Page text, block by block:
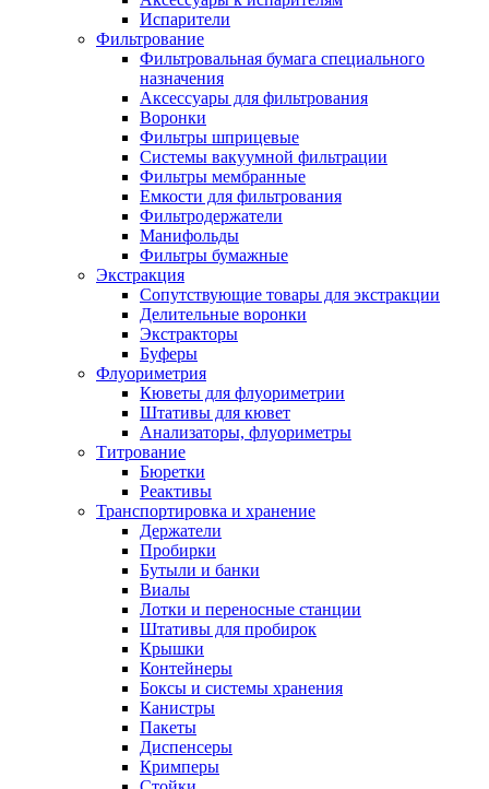
Испарители
Фильтрование
Фильтровальная бумага специального
назначения
Аксессуары для фильтрования
Воронки
Фильтры шприцевые
Системы вакуумной фильтрации
Фильтры мембранные
Емкости для фильтрования
Фильтродержатели
Манифольды
Фильтры бумажные
Экстракция
Сопутствующие товары для экстракции
Делительные воронки
Экстракторы
Буферы
Флуориметрия
Кюветы для флуориметрии
Штативы для кювет
Анализаторы, флуориметры
Титрование
Бюретки
Реактивы
Транспортировка и хранение
Держатели
Пробирки
Бутыли и банки
Виалы
Лотки и переносные станции
Штативы для пробирок
Крышки
Контейнеры
Боксы и системы хранения
Канистры
Пакеты
Диспенсеры
Кримперы